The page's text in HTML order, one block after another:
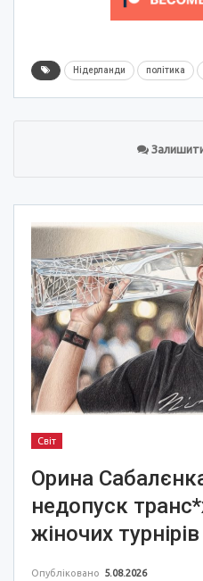
Нідерланди політика
Світ
Орина
недопуск
жіночих
Опубліковано 5.08.2026